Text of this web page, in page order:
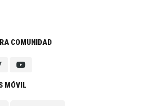
COMUNIDAD
MÓVIL